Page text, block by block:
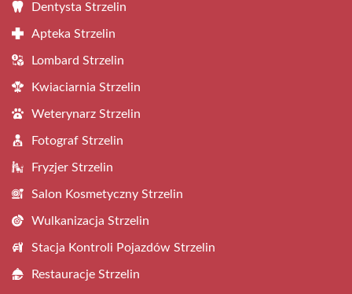
Dentysta Strzelin
Apteka Strzelin
Lombard Strzelin
Kwiaciarnia Strzelin
Weterynarz Strzelin
Fotograf Strzelin
Fryzjer Strzelin
Salon Kosmetyczny Strzelin
Wulkanizacja Strzelin
Stacja Kontroli Pojazdów Strzelin
Restauracje Strzelin